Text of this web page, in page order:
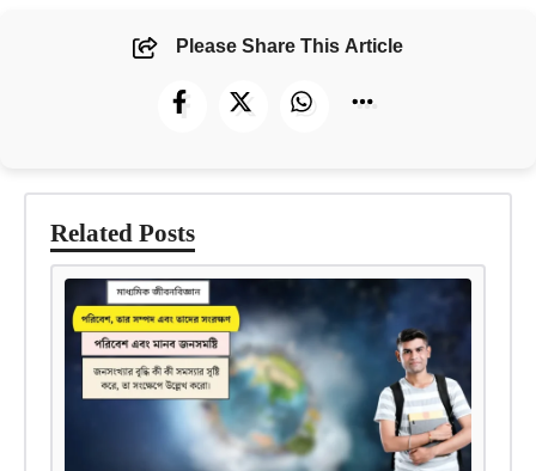
Please Share This Article
Related Posts